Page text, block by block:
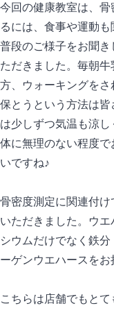
今回の健康教室は、
るには、食事や運動
普段のご様子をお聞
ただきました。毎朝
方、ウォーキングを
保とうという方法は
は少しずつ気温も涼
体に無理のない程度
いですね♪
骨密度測定に関連付け
いただきました。ウ
シウムだけでなく鉄
ーゲンウエハースをお
こちらは店舗でもと